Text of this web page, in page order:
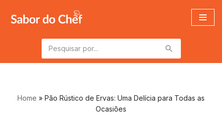
Pular
conteúdo
Home » Pão Rústico de Ervas: Uma Delícia para Todas as
Ocasiões